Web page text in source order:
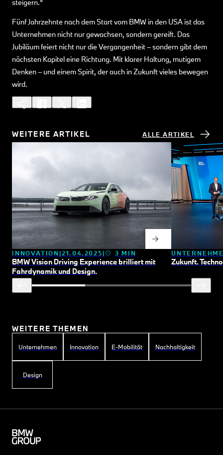
steigern.“
Fünf Jahrzehnte nach dem Start vom BMW in den USA ist das
Unternehmen nicht nur gewachsen, sondern gereift. Das
Jubiläum feiert nicht nur die Vergangenheit – sondern gibt dem
nächsten Kapitel eine Richtung. Mit klarer Haltung, mutigem
Denken – und einem Spirit, der auch in Zukunft vieles bewegen
wird.
WEITERE ARTIKEL ALLE ARTIKEL
INNOVATION 21.04.2025 3 MIN
BMW Vision Driving Experience brilliert mit
Fahrdynamik und Design.
Zukunft.
WEITERE THEMEN
Unternehmen Innovation E-Mobilität Nachhaltigkeit
Design